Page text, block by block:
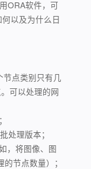
ORA软件，可
以及为什么日
节点类别只有几
可以处理的网
处理版本；
，将图像、图
节点数量）；